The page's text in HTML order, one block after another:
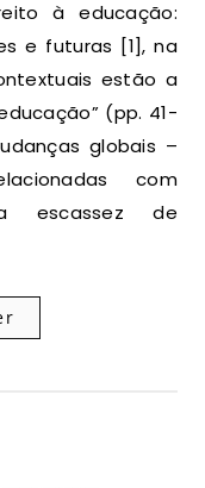
e futuras [1], na
estão a
(pp. 41-
globais –
com
escassez de